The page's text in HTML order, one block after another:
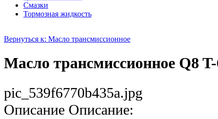
Смазки
Тормозная жидкость
Вернуться к: Масло трансмиссионное
Масло трансмиссионное Q8
pic_539f6770b435a.jpg
Описание Описание: